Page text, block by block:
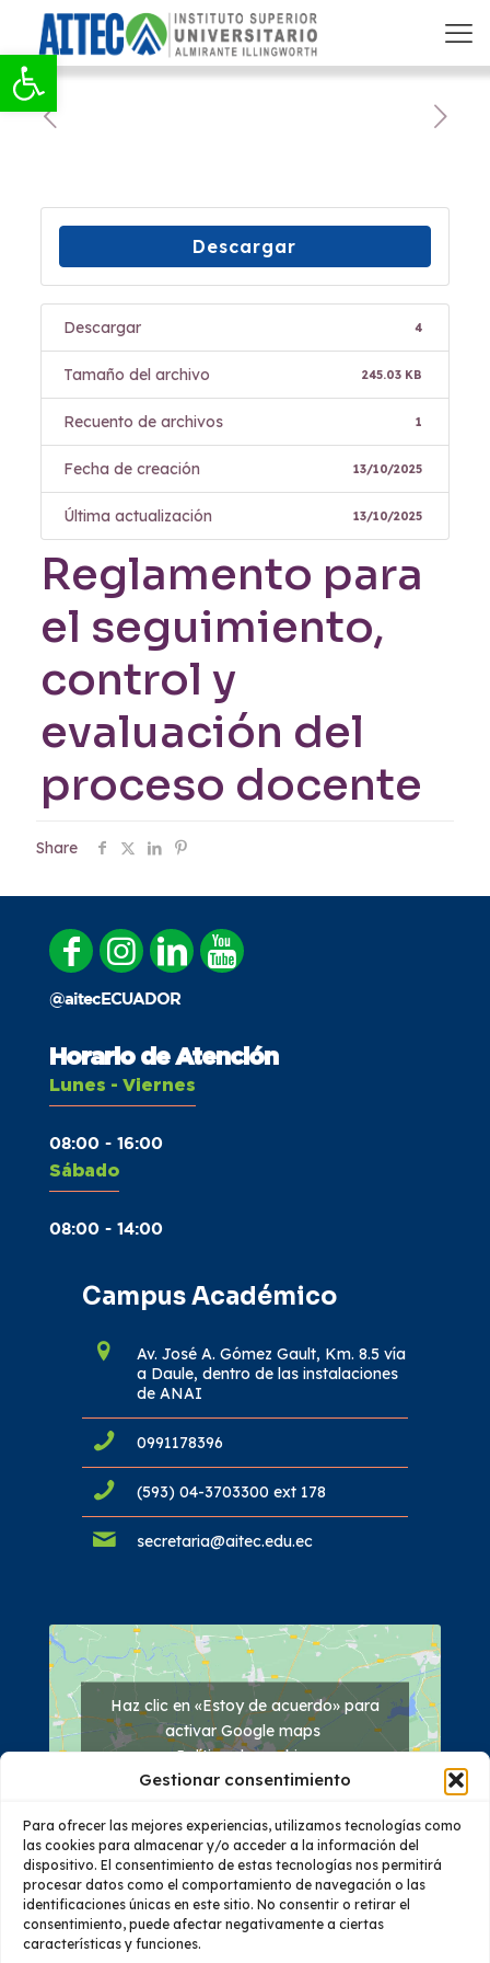
Abrir barra de herramientas
Gestionar consentimiento
Para ofrecer las mejores experiencias, utilizamos tecnologías como
las cookies para almacenar y/o acceder a la información del
dispositivo. El consentimiento de estas tecnologías nos permitirá
procesar datos como el comportamiento de navegación o las
identificaciones únicas en este sitio. No consentir o retirar el
consentimiento, puede afectar negativamente a ciertas
características y funciones.
Descargar
Descargar 4
Tamaño del archivo 245.03 KB
Recuento de archivos 1
Fecha de creación 13/10/2025
Última actualización 13/10/2025
Reglamento para
el seguimiento,
control y
evaluación del
proceso docente
Share
@aitecECUADOR
Horario de Atención
Lunes - Viernes
08:00 - 16:00
Sábado
08:00 - 14:00
Campus Académico
Av. José A. Gómez Gault, Km. 8.5 vía
a Daule, dentro de las instalaciones
de ANAI
0991178396
(593) 04-3703300 ext 178
secretaria@aitec.edu.ec
Haz clic en «Estoy de acuerdo» para
activar Google maps
Política de cookies